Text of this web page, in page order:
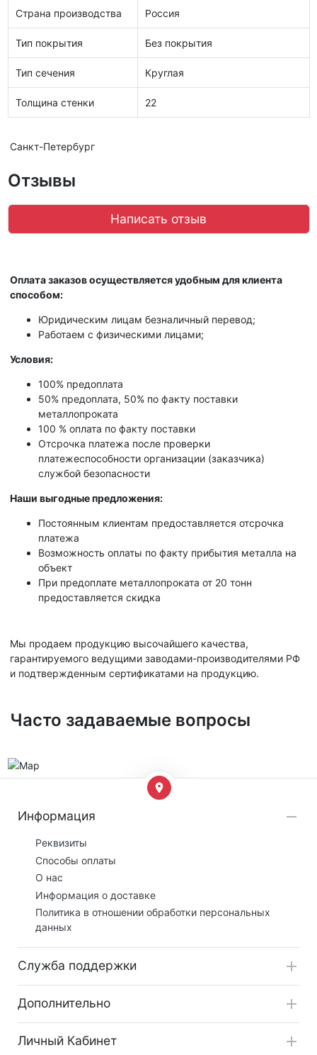
Страна производства Россия
Тип покрытия Без покрытия
Тип сечения Круглая
Толщина стенки 22
Санкт-Петербург
Отзывы
Написать отзыв
Оплата заказов осуществляется удобным для клиента
способом:
Юридическим лицам безналичный перевод;
Работаем с физическими лицами;
Условия:
100% предоплата
50% предоплата, 50% по факту поставки
металлопроката
100 % оплата по факту поставки
Отсрочка платежа после проверки
платежеспособности организации (заказчика)
службой безопасности
Наши выгодные предложения:
Постоянным клиентам предоставляется отсрочка
платежа
Возможность оплаты по факту прибытия металла на
объект
При предоплате металлопроката от 20 тонн
предоставляется скидка
Мы продаем продукцию высочайшего качества,
гарантируемого ведущими заводами-производителями РФ
и подтвержденным сертификатами на продукцию.
Часто задаваемые вопросы
Информация
Реквизиты
Способы оплаты
О нас
Информация о доставке
Политика в отношении обработки персональных
данных
Служба поддержки
Дополнительно
Личный Кабинет